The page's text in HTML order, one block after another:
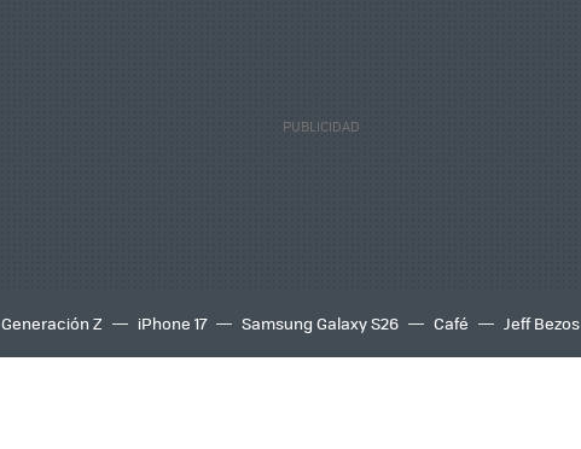
Generación Z iPhone 17 Samsung Galaxy S26 Café Jeff Bezos